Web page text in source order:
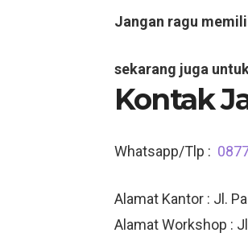
Jangan ragu
sekarang juga
Kontak
Whatsapp/Tlp :
Alamat Kantor : Jl.
Alamat Workshop :